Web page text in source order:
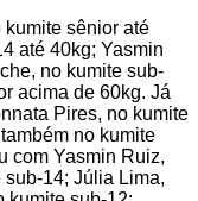
sênior até
até 40kg; Yasmin
no kumite sub-
acima de 60kg. Já
Pires, no kumite
no kumite
com Yasmin Ruiz,
14; Júlia Lima,